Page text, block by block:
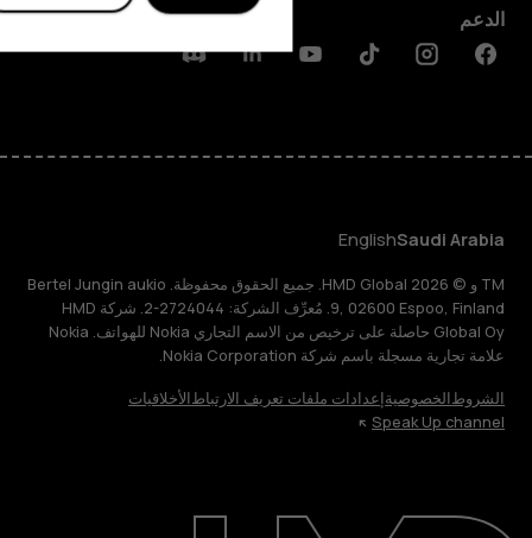
الدعم
Facebook
Instagram
Tiktok
Youtube
Linkedin
Discord
Saudi Arabia
English
TM و © 2026 HMD Global. جميع الحقوق محفوظة. Bertel Jungin aukio
9, 02600 Espoo, Finland. مُعرِّف الشركة: 2724044-2. شركة HMD
Global Oy حاصلة على ترخيص من الاسم التجاري Nokia للهواتف. Nokia
علامة تجارية مسجلة باسم شركة Nokia Corporation.
الشروطالخصوصيةإعدادات ملفات تعريف الارتباطالأخلاقيات
Speak Up channel